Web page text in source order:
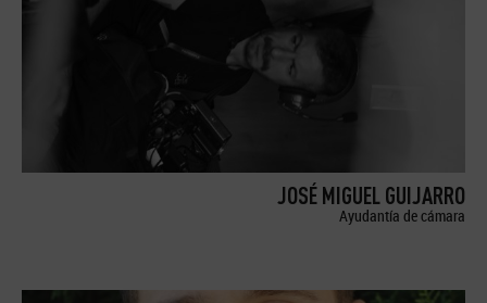
JOSÉ MIGUEL GUIJARRO
Ayudantía de cámara